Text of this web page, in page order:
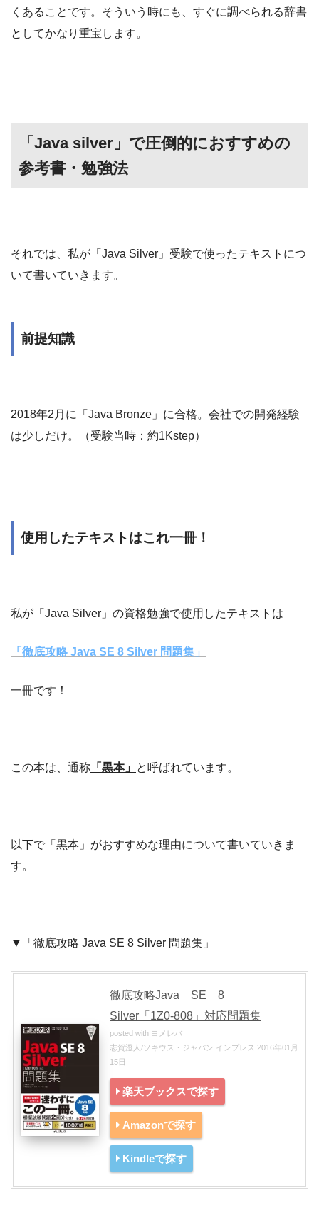
くあることです。そういう時にも、すぐに調べられる辞書
としてかなり重宝します。
「Java silver」で圧倒的におすすめの
参考書・勉強法
それでは、私が「Java Silver」受験で使ったテキストにつ
いて書いていきます。
前提知識
2018年2月に「Java Bronze」に合格。会社での開発経験
は少しだけ。（受験当時：約1Kstep）
使用したテキストはこれ一冊！
私が「Java Silver」の資格勉強で使用したテキストは
「徹底攻略 Java SE 8 Silver 問題集」
一冊です！
この本は、通称 「黒本」 と呼ばれています。
以下で「黒本」がおすすめな理由について書いていきま
す。
▼「徹底攻略 Java SE 8 Silver 問題集」
徹底攻略Java SE 8
Silver「1Z0-808」対応問題集
posted with ヨメレバ
志賀澄人/ソキウス・ジャパン インプレス 2016年01月
15日
楽天ブックスで探す
Amazonで探す
Kindleで探す